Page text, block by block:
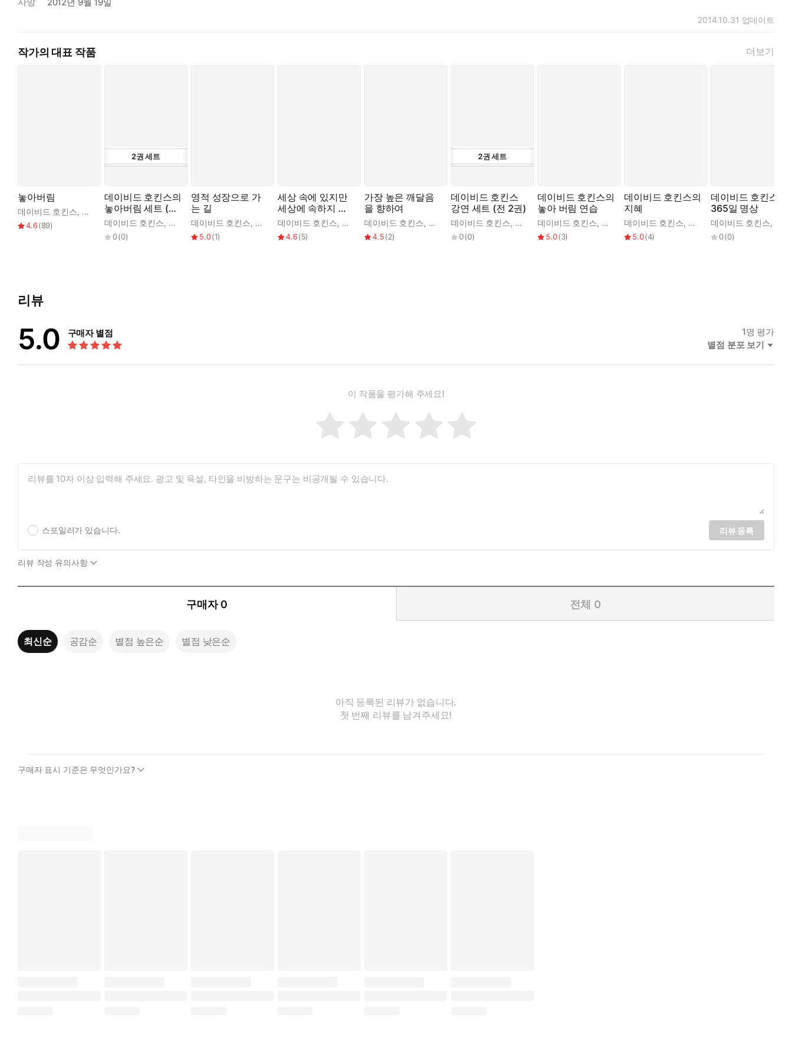
는 환상이 왜 영적 진보의 핵심 장애물인지를 밝힌다. 에고는 원인과 결과의 논리 속에서 자신을 유지하려 하지만, 진정한 깨달음은 그 구조 자체를 꿰뚫어 보는 데서 시작된다는 점을 강조한다.
바탕으로 중독과 강박에서 벗어나는 보편적 원리, 온전한 스승과 가르침을 구별하는 법, 에고의 유혹을 피하고 높은 영적 상태로 나아가는 지침까지 함께 제시한다.
해 그의 사상을 현장감 있게 전달한다.
(Jan-Feb) 영적 성장으로 가는 길 (2026년 5월 출간)
The Path to Spiritual Advancement
Beyond Illusion
사망
2012년 9월 19일
2014.10.31 업데이트
작가의 대표 작품 더보기
놓아버림
데이비드 호킨스, 박찬준
4.6(89)
2권세트
데이비드 호킨스의
놓아버림 세트 (전
2권)
데이비드 호킨스, 박찬준
0(0)
영적 성장으로 가
는 길
데이비드 호킨스, 박찬준
5.0(1)
세상 속에 있지만
세상에 속하지 않
는
데이비드 호킨스, 박찬준
4.6(5)
가장 높은 깨달음
을 향하여
데이비드 호킨스, 박찬준
4.5(2)
2권세트
데이비드 호킨스
강연 세트 (전 2권)
데이비드 호킨스, 박찬준
0(0)
데이비드 호킨스의
놓아 버림 연습
데이비드 호킨스, 박찬준
5.0(3)
데이비드 호킨스의
지혜
데이비드 호킨스, 박찬준
5.0(4)
데이비드 호킨스의
365일 명상
데이비드 호킨스,
0(0)
리뷰
5.0 구매자 별점 1명 평가
별점 분포 보기
이 작품을 평가해 주세요!
스포일러가 있습니다. 리뷰 등록
리뷰 작성 유의사항
구매자 0 전체 0
최신순 공감순 별점 높은순 별점 낮은순
아직 등록된 리뷰가 없습니다.
첫 번째 리뷰를 남겨주세요!
구매자 표시 기준은 무엇인가요?